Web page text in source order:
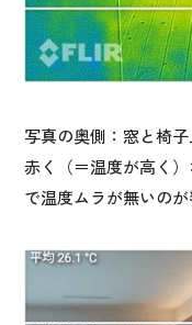
写真の奥側：窓と椅
赤く（＝温度が高く
で温度ムラが無いのが